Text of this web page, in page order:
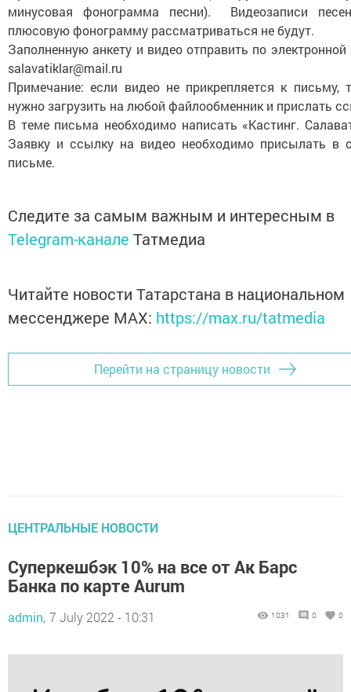
минусовая фонограмма песни). Видеозаписи
плюсовую фонограмму рассматриваться не будут.
Заполненную анкету и видео отправить по электронной
salavatiklar@mail.ru
Примечание: если видео не прикрепляется к письму,
нужно загрузить на любой файлообменник и прислать
В теме письма необходимо написать «Кастинг.
Заявку и ссылку на видео необходимо присылать в
письме.
Следите за самым важным и интересным в
Telegram-канале Татмедиа
Читайте новости Татарстана в национальном
мессенджере MАХ: https://max.ru/tatmedia
Перейти на страницу новости
ЦЕНТРАЛЬНЫЕ НОВОСТИ
Суперкешбэк 10% на все от Ак Барс
Банка по карте Aurum
admin, 7 July 2022 - 10:31 1031 0 0